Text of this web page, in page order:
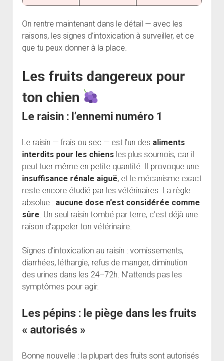
On rentre maintenant dans le détail — avec les
raisons, les signes d’intoxication à surveiller, et ce
que tu peux donner à la place.
Les fruits dangereux pour
ton chien
Le raisin : l’ennemi numéro 1
Le raisin — frais ou sec — est l’un des aliments
interdits pour les chiens les plus sournois, car il
peut tuer même en petite quantité. Il provoque une
insuffisance rénale aiguë, et le mécanisme exact
reste encore étudié par les vétérinaires. La règle
absolue : aucune dose n’est considérée comme
sûre . Un seul raisin tombé par terre, c’est déjà une
raison d’appeler ton vétérinaire.
Signes d’intoxication au raisin : vomissements,
diarrhées, léthargie, refus de manger, diminution
des urines dans les 24–72h. N’attends pas les
symptômes pour agir.
Les pépins : le piège dans les fruits
« autorisés »
Bonne nouvelle : la plupart des fruits sont autorisés